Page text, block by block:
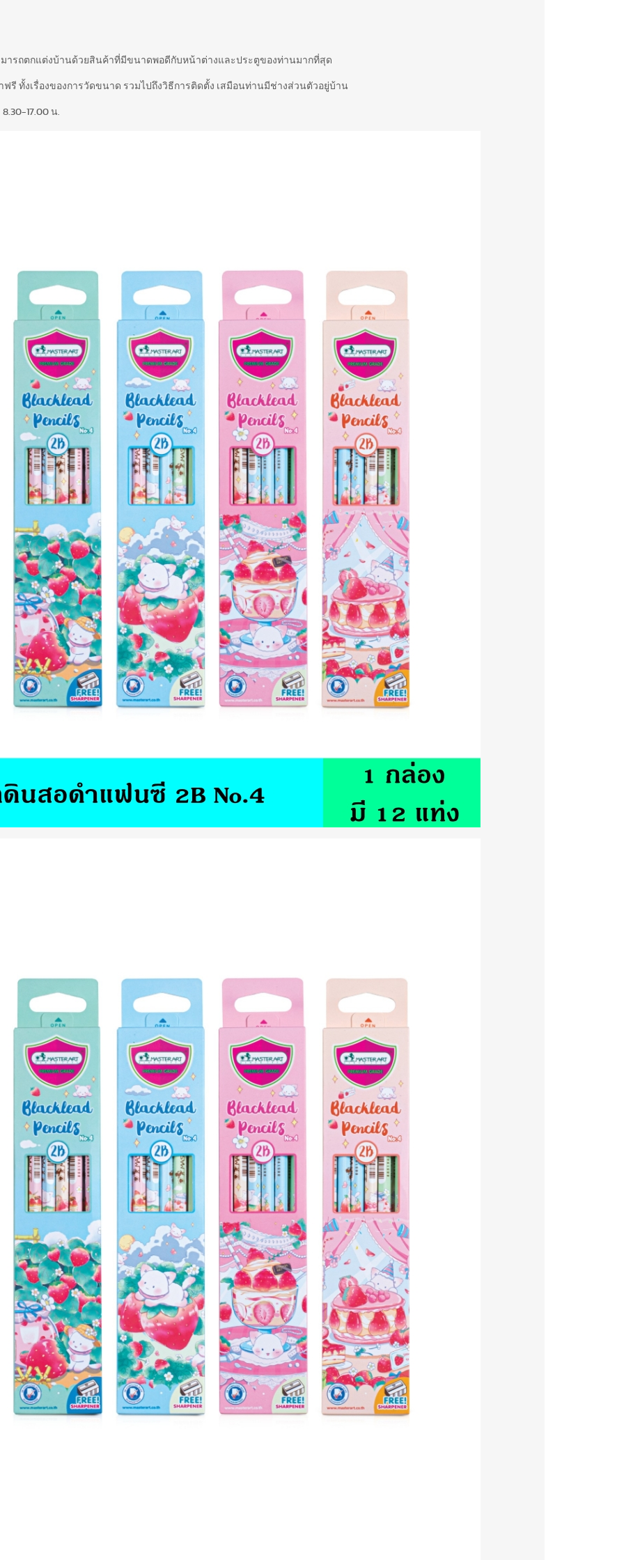
ามารถตกแต่งบ้านด้วยสินค้าที่มีขนาดพอดีกับหน้าต่างและประตูของท่านมากที่สุด
ฟรี ทั้งเรื่องของการวัดขนาด รวมไปถึงวิธีการติดตั้ง เสมือนท่านมีช่างส่วนตัวอยู่บ้าน
17.00 น.